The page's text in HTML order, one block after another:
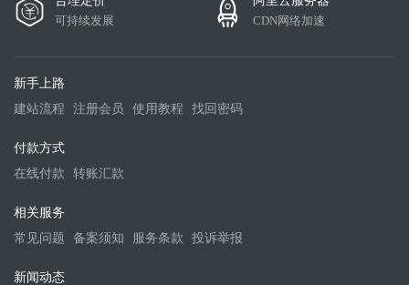
可持续发展
CDN网络加速
新手上路
建站流程
注册会员 使用教程 找回密码
付款方式
在线付款
转账汇款
相关服务
常见问题
备案须知 服务条款 投诉举报
新闻动态